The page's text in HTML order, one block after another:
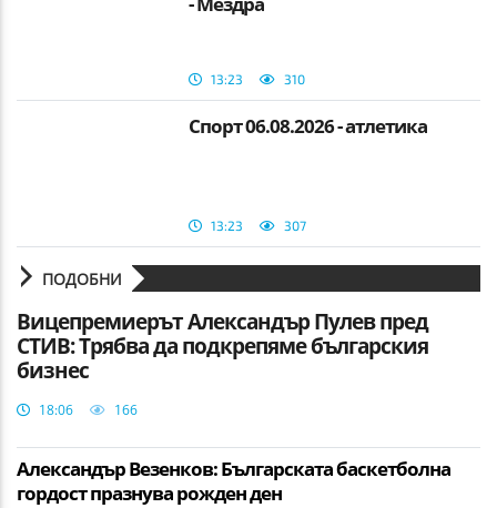
13:23 310
Спорт 06.08.2026 - атлетика
13:23 307
ПОДОБНИ
Вицепремиерът Александър Пулев пред
СТИВ: Трябва да подкрепяме българския
бизнес
18:06 166
Александър Везенков: Българската баскетболна
гордост празнува рожден ден